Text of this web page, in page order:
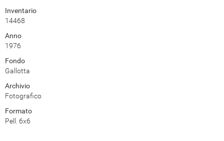
Inventario
14468
Anno
1976
Fondo
Gallotta
Archivio
Fotografico
Formato
Pell. 6x6